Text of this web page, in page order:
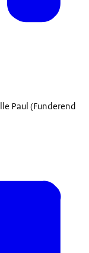
Paul (Funderend